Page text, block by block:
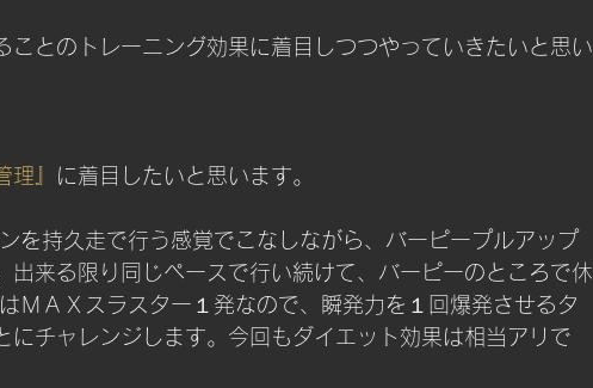
ことのトレーニング効果に着目しつつやっていきたいと思い
理』
に着目したいと思います。
を持久走で行う感覚でこなしながら、バーピープルアップ
出来る限り同じペースで行い続けて、バーピーのところで休
ＭＡＸスラスター１発なので、瞬発力を１回爆発させるタ
にチャレンジします。今回もダイエット効果は相当アリで